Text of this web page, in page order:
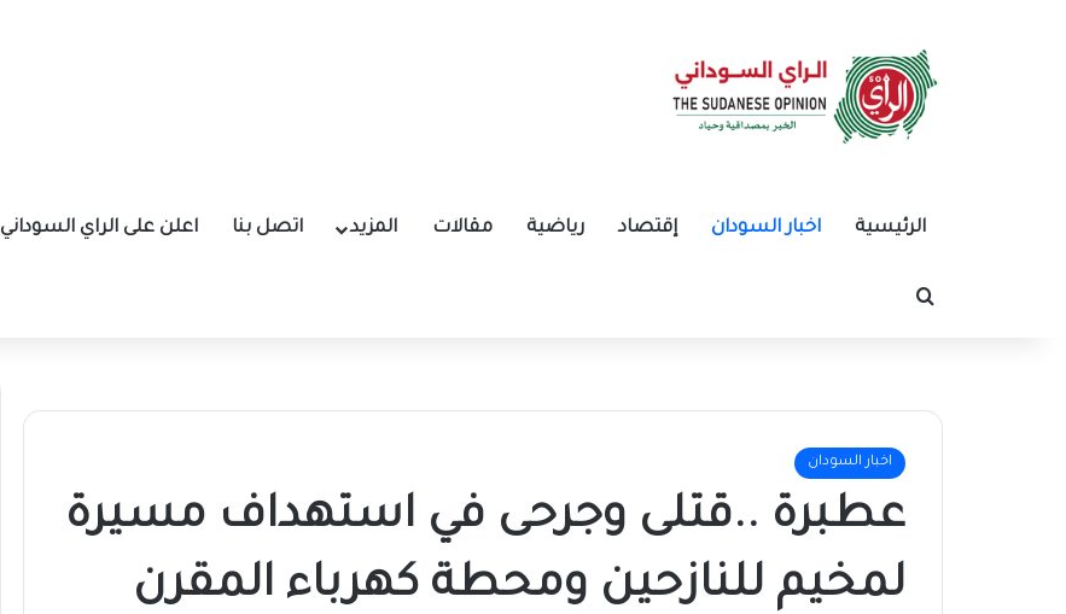
الرئيسية اخبار السودان إقتصاد رياضية مقالات المزيد اتصل بنا اعلن على الراي السوداني
بحث عن
اخبار السودان
عطبرة ..قتلى وجرحى في استهداف مسيرة
لمخيم للنازحين ومحطة كهرباء المقرن